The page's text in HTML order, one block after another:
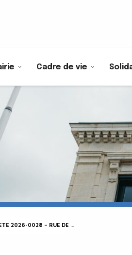
Cadre de vie
0028 – RUE DE PRIEURE DE COMPRIAN